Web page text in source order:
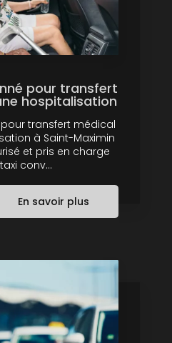
pour transfert
hospitalisation
transfert médical
à Saint-Maximin
et pris en charge
conv...
En savoir plus